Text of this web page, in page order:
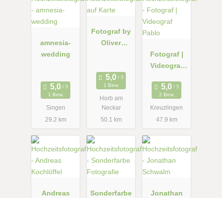
amnesia-
wedding
1 Bew.
Singen
29.2 km
Fotograf by
Oliver
1 Bew.
Horb am
Neckar
50.1 km
Fotograf |
Videograf
2 Bew.
Kreuzlingen
47.9 km
Andreas
Sonderfarbe
Jonathan